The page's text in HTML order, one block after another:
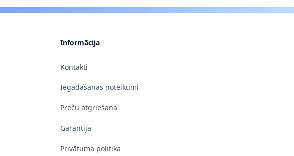
Informācija
Kontakti
Iegādāšanās noteikumi
Preču atgriešana
Garantija
Privātuma politika